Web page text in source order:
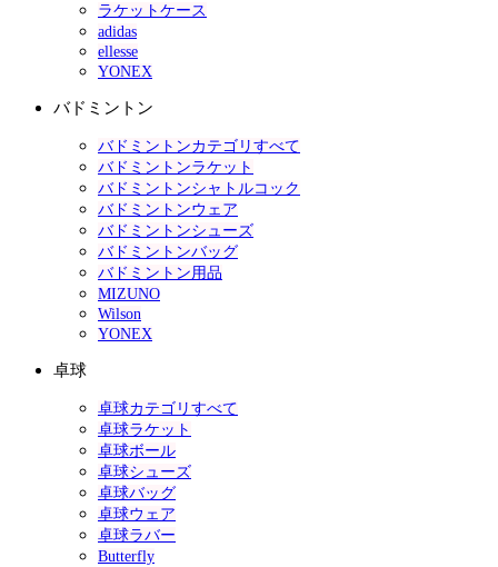
ラケットケース
adidas
ellesse
YONEX
バドミントン
バドミントンカテゴリすべて
バドミントンラケット
バドミントンシャトルコック
バドミントンウェア
バドミントンシューズ
バドミントンバッグ
バドミントン用品
MIZUNO
Wilson
YONEX
卓球
卓球カテゴリすべて
卓球ラケット
卓球ボール
卓球シューズ
卓球バッグ
卓球ウェア
卓球ラバー
Butterfly